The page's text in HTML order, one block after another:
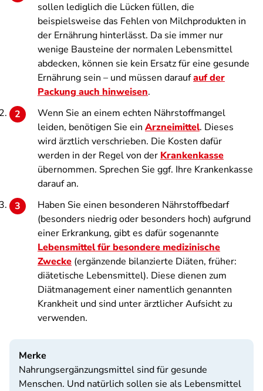
sollen lediglich die Lücken füllen, die
beispielsweise das Fehlen von Milchprodukten in
der Ernährung hinterlässt. Da sie immer nur
wenige Bausteine der normalen Lebensmittel
abdecken, können sie kein Ersatz für eine gesunde
Ernährung sein – und müssen daraufauf der
Packung auch hinweisen.
Wenn Sie an einem echten Nährstoffmangel
leiden, benötigen Sie ein Arzneimittel. Dieses
wird ärztlich verschrieben. Die Kosten dafür
werden in der Regel von der Krankenkasse
übernommen. Sprechen Sie ggf. Ihre Krankenkasse
darauf an.
Haben Sie einen besonderen Nährstoffbedarf
(besonders niedrig oder besonders hoch) aufgrund
einer Erkrankung, gibt es dafür sogenannte
Lebensmittel für besondere medizinische
Zwecke (ergänzende bilanzierte Diäten, früher:
diätetische Lebensmittel). Diese dienen zum
Diätmanagement einer namentlich genannten
Krankheit und sind unter ärztlicher Aufsicht zu
verwenden.
Merke
Nahrungsergänzungsmittel sind für gesunde
Menschen. Und natürlich sollen sie als Lebensmittel